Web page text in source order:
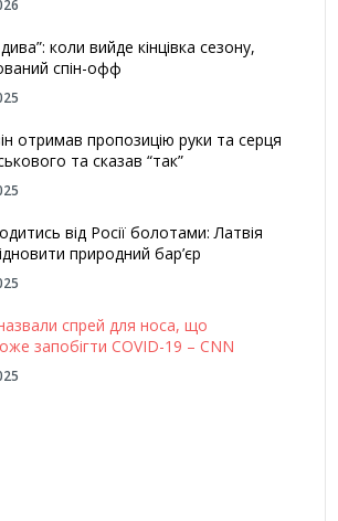
коли вийде кінцівка сезону,
спін-офф
отримав пропозицію руки та серця
та сказав “так”
від Росії болотами: Латвія
природний бар’єр
назвали спрей для носа, що
запобігти COVID-19 – CNN